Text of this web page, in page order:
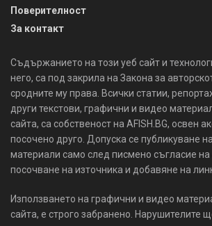
Поверителност
За контакт
Съдържанието на този уеб сайт и
него, са под закрила на Закона за
сродните му права. Всички статии,
други текстови, графични и видео
сайта, са собственост на AFISH.BG, освен
посочено друго. Допуска се публикуване
материали само след писмено съгласие на
посочване на източника и добавяне на
Използването на графични и видео
сайта, е строго забранено. Нарушителите